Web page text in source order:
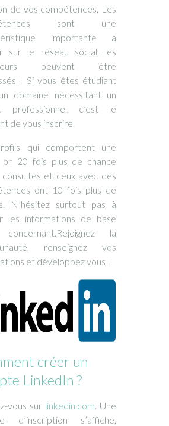
de vos compétences. Les
sont une
importante à
sur le réseau social, les
peuvent être
! Si vous êtes étudiant
domaine nécessitant un
professionnel, c’est le
de vous inscrire.
qui comportent une
20 fois plus de chance
consultés et ceux avec des
ont 10 fois plus de
N’hésitez surtout pas à
les informations de base
la
renseignez vos
et développez vous !
créer un
LinkedIn ?
vous sur linkedin.com . Une
d’inscription s’affiche,